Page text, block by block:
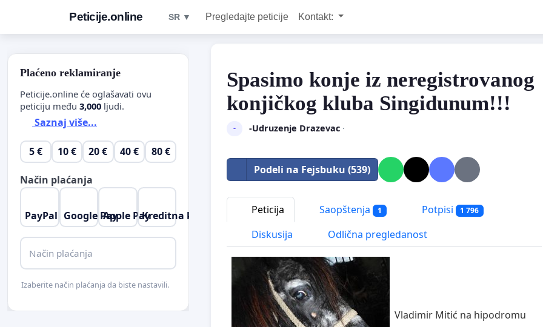
Peticije.online SR ▼ Pregledajte peticije Kontakt:
Spasimo konje iz neregistrovanog
konjičkog kluba Singidunum!!!
- -Udruzenje Drazevac·
Podeli na Fejsbuku (539)
Peticija Saopštenja 1 Potpisi 1 796
Diskusija Odlična pregledanost
Vladimir Mitić na hipodromu
Plaćeno reklamiranje
Peticije.online će oglašavati ovu
peticiju među 3,000 ljudi.
Saznaj više...
5 € 10 € 20 € 40 € 80 €
Način plaćanja
PayPal Google PayApple PayKreditna kartica
Način plaćanja
Izaberite način plaćanja da biste nastavili.